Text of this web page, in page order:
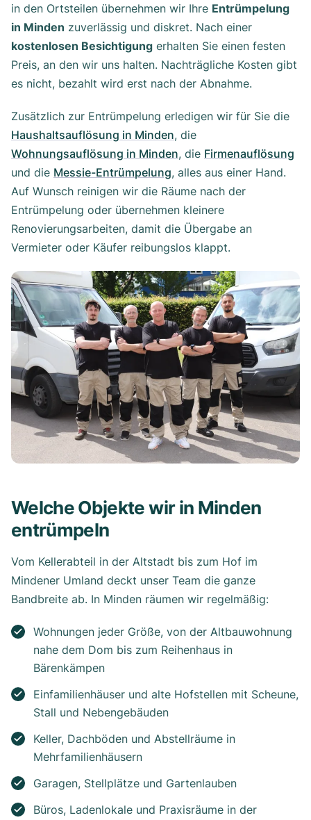
in den Ortsteilen übernehmen wir Ihre Entrümpelung
in Minden zuverlässig und diskret. Nach einer
kostenlosen Besichtigung erhalten Sie einen festen
Preis, an den wir uns halten. Nachträgliche Kosten gibt
es nicht, bezahlt wird erst nach der Abnahme.
Zusätzlich zur Entrümpelung erledigen wir für Sie die
Haushaltsauflösung in Minden, die
Wohnungsauflösung in Minden, die Firmenauflösung
und die Messie-Entrümpelung, alles aus einer Hand.
Auf Wunsch reinigen wir die Räume nach der
Entrümpelung oder übernehmen kleinere
Renovierungsarbeiten, damit die Übergabe an
Vermieter oder Käufer reibungslos klappt.
Welche Objekte wir in Minden
entrümpeln
Vom Kellerabteil in der Altstadt bis zum Hof im
Mindener Umland deckt unser Team die ganze
Bandbreite ab. In Minden räumen wir regelmäßig:
Wohnungen jeder Größe, von der Altbauwohnung
nahe dem Dom bis zum Reihenhaus in
Bärenkämpen
Einfamilienhäuser und alte Hofstellen mit Scheune,
Stall und Nebengebäuden
Keller, Dachböden und Abstellräume in
Mehrfamilienhäusern
Garagen, Stellplätze und Gartenlauben
Büros, Ladenlokale und Praxisräume in der